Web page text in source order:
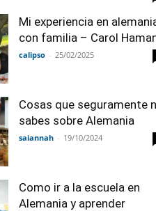
Mi experiencia en
con familia – Carol
calipso - 25/02/2025
Cosas que seguramente
sabes sobre Alemania
saiannah - 19/10/2024
Como ir a la escuela en
Alemania y aprender